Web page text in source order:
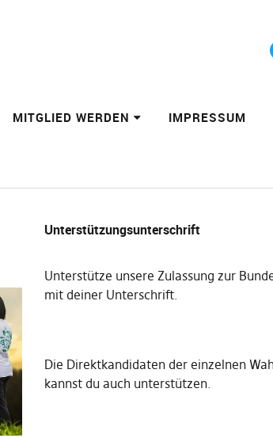
MITGLIED WERDEN IMPRESSUM
Unterstützungsunterschrift
Unterstütze unsere Zulassung zur
mit deiner Unterschrift.
Die Direktkandidaten der einzelnen
kannst du auch unterstützen.